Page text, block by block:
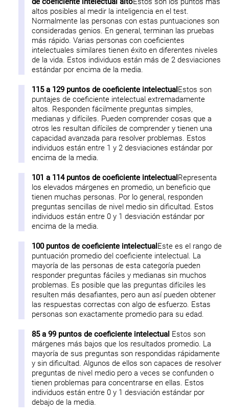
altos posibles al medir la inteligencia en el test.
Normalmente las personas con estas puntuaciones son
consideradas genios. En general, terminan las pruebas
más rápido. Varias personas con coeficientes
intelectuales similares tienen éxito en diferentes niveles
de la vida. Estos individuos están más de 2 desviaciones
estándar por encima de la media.
115 a 129 puntos de coeficiente intelectual Estos son
puntajes de coeficiente intelectual extremadamente
altos. Responden fácilmente preguntas simples,
medianas y difíciles. Pueden comprender cosas que a
otros les resultan difíciles de comprender y tienen una
capacidad avanzada para resolver problemas. Estos
individuos están entre 1 y 2 desviaciones estándar por
encima de la media.
101 a 114 puntos de coeficiente intelectual Representa
los elevados márgenes en promedio, un beneficio que
tienen muchas personas. Por lo general, responden
preguntas sencillas de nivel medio sin dificultad. Estos
individuos están entre 0 y 1 desviación estándar por
encima de la media.
100 puntos de coeficiente intelectual Este es el rango de
puntuación promedio del coeficiente intelectual. La
mayoría de las personas de esta categoría pueden
responder preguntas fáciles y medianas sin muchos
problemas. Es posible que las preguntas difíciles les
resulten más desafiantes, pero aun así pueden obtener
las respuestas correctas con algo de esfuerzo. Estas
personas son exactamente promedio para su edad.
85 a 99 puntos de coeficiente intelectual Estos son
márgenes más bajos que los resultados promedio. La
mayoría de sus preguntas son respondidas rápidamente
y sin dificultad. Algunos de ellos son capaces de resolver
preguntas de nivel medio pero a veces se confunden o
tienen problemas para concentrarse en ellas. Estos
individuos están entre 0 y 1 desviación estándar por
debajo de la media.